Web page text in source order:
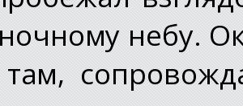
небу.
там,